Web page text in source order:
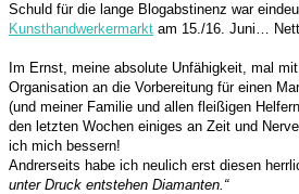
Schuld für die lange Blogabstinenz war
Kunsthandwerkermarkt am 15./16. Juni…
Im Ernst, meine absolute Unfähigkeit, mal
Organisation an die Vorbereitung für einen
(und meiner Familie und allen fleißigen
den letzten Wochen einiges an Zeit und
ich mich bessern!
Andrerseits habe ich neulich erst diesen
unter Druck entstehen Diamanten.“